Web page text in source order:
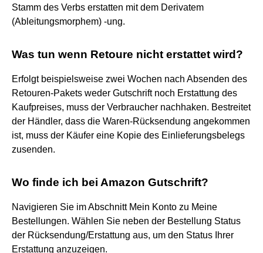
Stamm des Verbs erstatten mit dem Derivatem
(Ableitungsmorphem) -ung.
Was tun wenn Retoure nicht erstattet wird?
Erfolgt beispielsweise zwei Wochen nach Absenden des
Retouren-Pakets weder Gutschrift noch Erstattung des
Kaufpreises, muss der Verbraucher nachhaken. Bestreitet
der Händler, dass die Waren-Rücksendung angekommen
ist, muss der Käufer eine Kopie des Einlieferungsbelegs
zusenden.
Wo finde ich bei Amazon Gutschrift?
Navigieren Sie im Abschnitt Mein Konto zu Meine
Bestellungen. Wählen Sie neben der Bestellung Status
der Rücksendung/Erstattung aus, um den Status Ihrer
Erstattung anzuzeigen.